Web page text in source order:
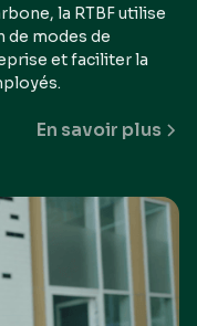
la RTBF utilise
de modes de
et faciliter la
En savoir plus